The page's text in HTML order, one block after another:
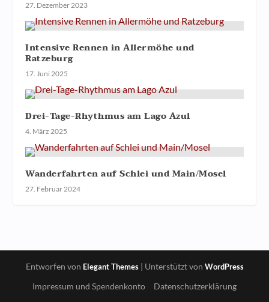
27. Dezember 2023
Intensive Rennen in Allermöhe und
Ratzeburg
17. Juni 2025
Drei-Tage-Rhythmus am Lago Azul
4. März 2025
Wanderfahrten auf Schlei und Main/Mosel
27. Februar 2024
Entworfen von Elegant Themes| Unterstützt von WordPress
Impressum und Spendenkonto Datenschutzerklärung